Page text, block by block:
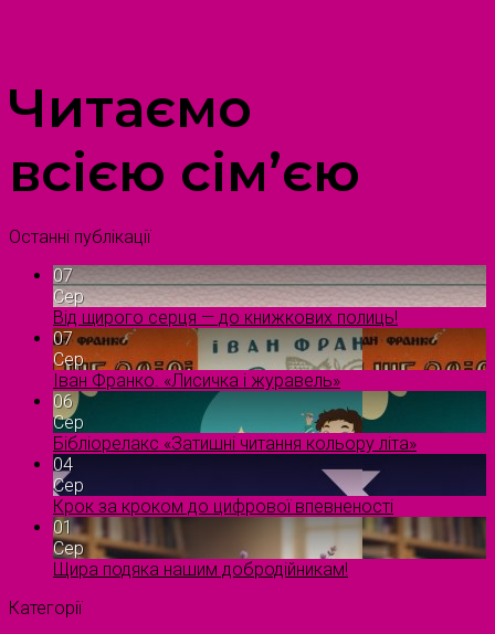
Читаємо
всією сім’єю
Останні публікації
07
Сер
Від щирого серця — до книжкових полиць!
07
Сер
Іван Франко. «Лисичка і журавель»
06
Сер
Бібліорелакс «Затишні читання кольору літа»
04
Сер
Крок за кроком до цифрової впевненості
01
Сер
Щира подяка нашим добродійникам!
Категорії